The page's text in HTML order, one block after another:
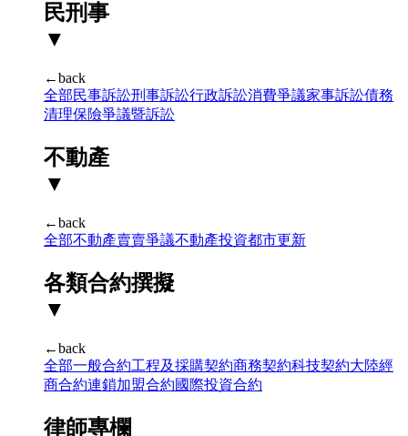
民刑事
▼
←back
全部民事訴訟刑事訴訟行政訴訟消費爭議家事訴訟債務
清理保險爭議暨訴訟
不動產
▼
←back
全部不動產賣賣爭議不動產投資都市更新
各類合約撰擬
▼
←back
全部一般合約工程及採購契約商務契約科技契約大陸經
商合約連鎖加盟合約國際投資合約
律師專欄